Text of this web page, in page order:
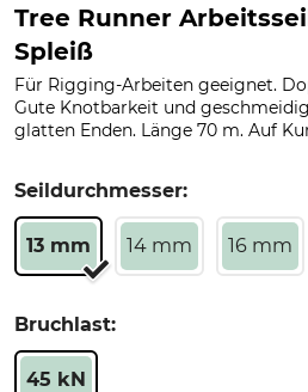
Tree Runner
Spleiß
Für Rigging-Arbeiten geeignet.
Gute Knotbarkeit und
glatten Enden. Länge 70 m. Auf
Seildurchmesser:
13 mm 14 mm 16 mm
Bruchlast:
45 kN